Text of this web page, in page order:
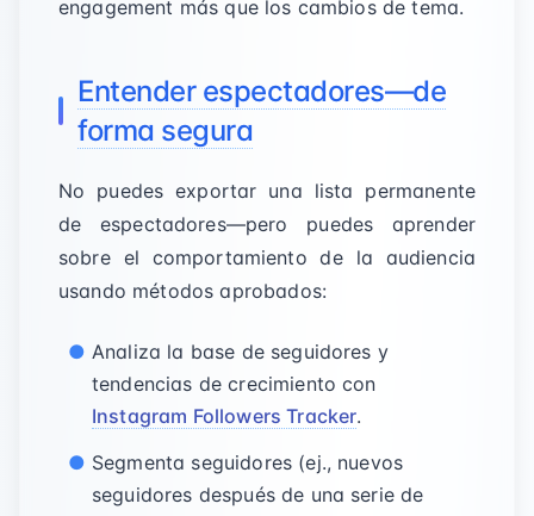
engagement más que los cambios de tema.
Entender espectadores—de
forma segura
No puedes exportar una lista permanente
de espectadores—pero puedes aprender
sobre el comportamiento de la audiencia
usando métodos aprobados:
Analiza la base de seguidores y
tendencias de crecimiento con
Instagram Followers Tracker.
Segmenta seguidores (ej., nuevos
seguidores después de una serie de